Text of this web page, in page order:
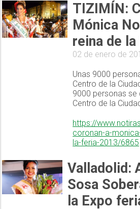
TIZIMÍN:
Mónica
reina de
02 de enero de
Unas 9000
Centro de la
9000 personas se
Centro de la
https://
coronan-a-
la-feria-2013/6865
Valladolid:
Sosa
la Expo